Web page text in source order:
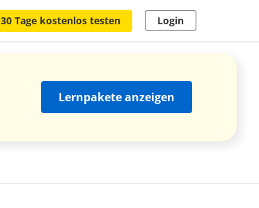
30 Tage kostenlos testen Login
Lernpakete anzeigen